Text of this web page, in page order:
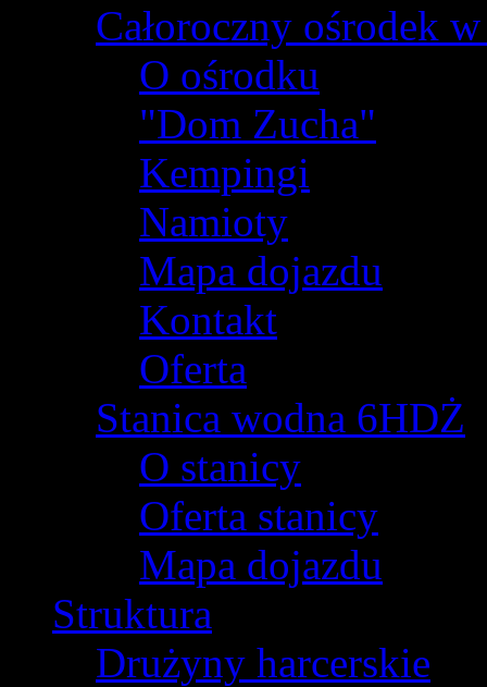
Całoroczny ośrodek
O ośrodku
"Dom Zucha"
Kempingi
Namioty
Mapa dojazdu
Kontakt
Oferta
Stanica wodna 6HDŻ
O stanicy
Oferta stanicy
Mapa dojazdu
Struktura
Drużyny harcerskie